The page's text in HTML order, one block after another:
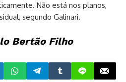
Não está nos planos,
segundo Galinari.
Bertão Filho